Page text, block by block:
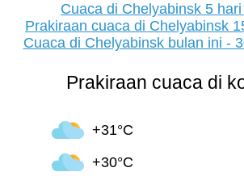
Cuaca di Chelyabinsk 5
Prakiraan cuaca di Chelyabinsk
Cuaca di Chelyabinsk bulan ini -
Prakiraan cuaca di
+31°C
+30°C